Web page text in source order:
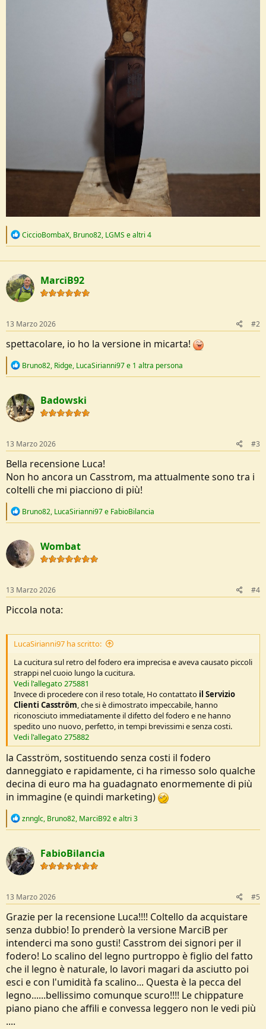
R
c
i
o
n
:
CiccioBombaX, Bruno82, LGMS e altri 4
MarciB92
13 Marzo 2026 #2
spettacolare, io ho la versione in micarta!
R
c
t
i
o
s
:
Bruno82, Ridge, LucaSirianni97e 1 altra persona
Badowski
13 Marzo 2026 #3
Bella recensione Luca!
Non ho ancora un Casstrom, ma attualmente sono tra i
coltelli che mi piacciono di più!
R
c
t
i
o
s
:
Bruno82, LucaSirianni97e FabioBilancia
Wombat
13 Marzo 2026 #4
Piccola nota:
LucaSirianni97 ha scritto:
La cucitura sul retro del fodero era imprecisa e aveva causato piccoli
strappi nel cuoio lungo la cucitura.
Vedi l'allegato 275881
Invece di procedere con il reso totale, Ho contattato il Servizio
Clienti Casström, che si è dimostrato impeccabile, hanno
riconosciuto immediatamente il difetto del fodero e ne hanno
spedito uno nuovo, perfetto, in tempi brevissimi e senza costi.
Vedi l'allegato 275882
la Casström, sostituendo senza costi il fodero
danneggiato e rapidamente, ci ha rimesso solo qualche
decina di euro ma ha guadagnato enormemente di più
in immagine (e quindi marketing)
R
c
t
i
o
s
:
znnglc, Bruno82, MarciB92e altri 3
FabioBilancia
13 Marzo 2026 #5
Grazie per la recensione Luca!!!! Coltello da acquistare
senza dubbio! Io prenderò la versione MarciB per
intenderci ma sono gusti! Casstrom dei signori per il
fodero! Lo scalino del legno purtroppo è figlio del fatto
che il legno è naturale, lo lavori magari da asciutto poi
esci e con l'umidità fa scalino... Questa è la pecca del
legno......bellissimo comunque scuro!!!! Le chippature
piano piano che affili e convessa leggero non le vedi più
....